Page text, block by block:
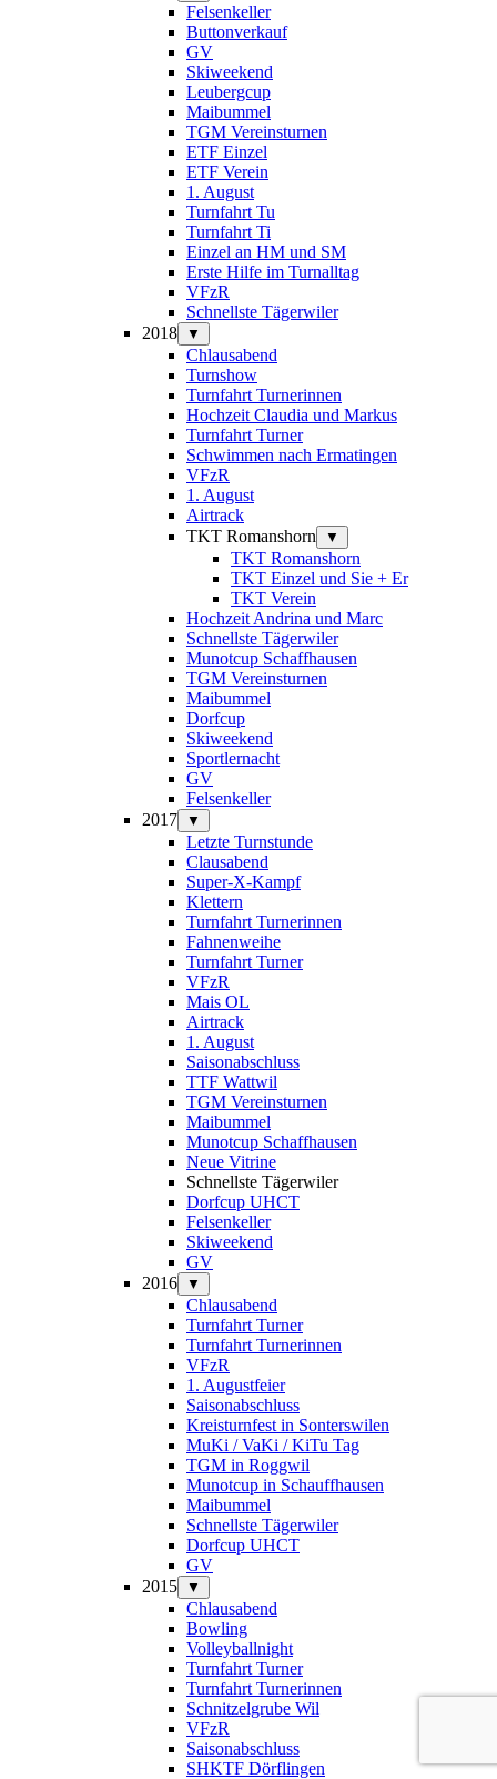
Felsenkeller
Buttonverkauf
GV
Skiweekend
Leubergcup
Maibummel
TGM Vereinsturnen
ETF Einzel
ETF Verein
1. August
Turnfahrt Tu
Turnfahrt Ti
Einzel an HM und SM
Erste Hilfe im Turnalltag
VFzR
Schnellste Tägerwiler
2018
▼
Chlausabend
Turnshow
Turnfahrt Turnerinnen
Hochzeit Claudia und Markus
Turnfahrt Turner
Schwimmen nach Ermatingen
VFzR
1. August
Airtrack
TKT Romanshorn
▼
TKT Romanshorn
TKT Einzel und Sie + Er
TKT Verein
Hochzeit Andrina und Marc
Schnellste Tägerwiler
Munotcup Schaffhausen
TGM Vereinsturnen
Maibummel
Dorfcup
Skiweekend
Sportlernacht
GV
Felsenkeller
2017
▼
Letzte Turnstunde
Clausabend
Super-X-Kampf
Klettern
Turnfahrt Turnerinnen
Fahnenweihe
Turnfahrt Turner
VFzR
Mais OL
Airtrack
1. August
Saisonabschluss
TTF Wattwil
TGM Vereinsturnen
Maibummel
Munotcup Schaffhausen
Neue Vitrine
Schnellste Tägerwiler
Dorfcup UHCT
Felsenkeller
Skiweekend
GV
2016
▼
Chlausabend
Turnfahrt Turner
Turnfahrt Turnerinnen
VFzR
1. Augustfeier
Saisonabschluss
Kreisturnfest in Sonterswilen
MuKi / VaKi / KiTu Tag
TGM in Roggwil
Munotcup in Schauffhausen
Maibummel
Schnellste Tägerwiler
Dorfcup UHCT
GV
2015
▼
Chlausabend
Bowling
Volleyballnight
Turnfahrt Turner
Turnfahrt Turnerinnen
Schnitzelgrube Wil
VFzR
Saisonabschluss
SHKTF Dörflingen